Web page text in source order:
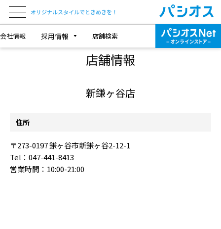
オリジナルスタイルでときめきを！
会社情報 採用情報 店舗検索
SHOP INFORMATION
店舗情報
新鎌ヶ谷店
住所
〒273-0197 鎌ヶ谷市新鎌ヶ谷2-12-1
Tel：047-441-8413
営業時間：10:00-21:00